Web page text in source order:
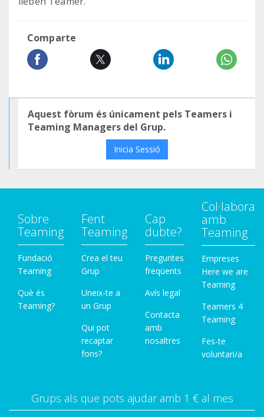
Comparte
Aquest fòrum és únicament pels Teamers i
Teaming Managers del Grup.
Inicia Sessió
Sobre
Teaming
Fundació
Teaming
Què és
Teaming?
Fent
Teaming
Crea el teu
Grup
Uneix-te a
un Grup
Qui pot
recaptar
fons?
Cap
dubte?
Preguntes
freqüents
Avís legal
Contacta
amb
nosaltres
Col·labora
amb
Teaming
Empreses
Here we are
Teaming
Teamers 4
Teaming
Fes-te
voluntari/a
Grups als que pots ajudar amb 1 € al mes